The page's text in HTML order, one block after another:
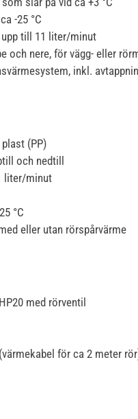
-25 °C
till 11 liter/minut
och nere, för vägg- eller
inkl.
(PP)
och nedtill
liter/minut
°C
eller utan rörspårvärme
med rörventil
för ca 2 meter